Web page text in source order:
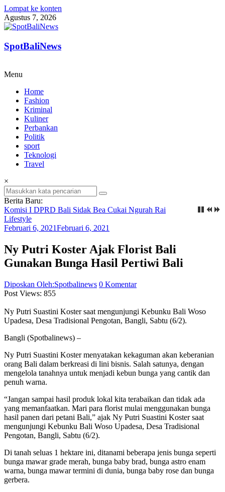
Lompat ke konten
Agustus 7, 2026
SpotBaliNews
Menu
Home
Fashion
Kriminal
Kuliner
Perbankan
Politik
sport
Teknologi
Travel
×
Berita Baru:
Komisi I DPRD Bali Sidak Bea Cukai Ngurah Rai
Lifestyle
Februari 6, 2021Februari 6, 2021
Ny Putri Koster Ajak Florist Bali
Gunakan Bunga Hasil Pertiwi Bali
Diposkan Oleh:Spotbalinews 0 Komentar
Post Views: 855
Ny Putri Suastini Koster saat mengunjungi Kebunku Bali Woso
Upadesa, Desa Tradisional Pengotan, Bangli, Sabtu (6/2).
Bangli (Spotbalinews) –
Ny Putri Suastini Koster menyatakan kekaguman akan keberanian
orang Bali dalam berkreasi di lini bisnis. Salah satunya, dengan
mengelola tanahnya untuk menjadi kebun bunga yang cantik dan
penuh warna.
“Jangan sampai hasil produk lokal kita terabaikan dan tidak ada
yang memanfaatkan. Mari para florist mulai menggunakan bunga
hasil panen dari petani Bali,” ajak Ny Putri Suastini Koster saat
mengunjungi Kebunku Bali Woso Upadesa, Desa Tradisional
Pengotan, Bangli, Sabtu (6/2).
Di tanah seluas 1 hektare ini, ditanami beberapa jenis bunga seperti
bunga mawar grade merah, bunga baby brad, bunga astro enam
warna, bunga mawar termini di dunia, bunga baby rose dan bunga
gerbera.